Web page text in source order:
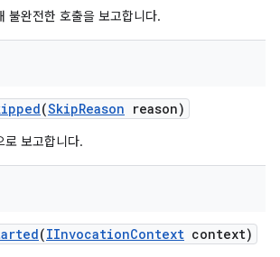
불완전한 호출을 보고합니다.
(SkipReason reason)
로 보고합니다.
(IInvocationContext context)